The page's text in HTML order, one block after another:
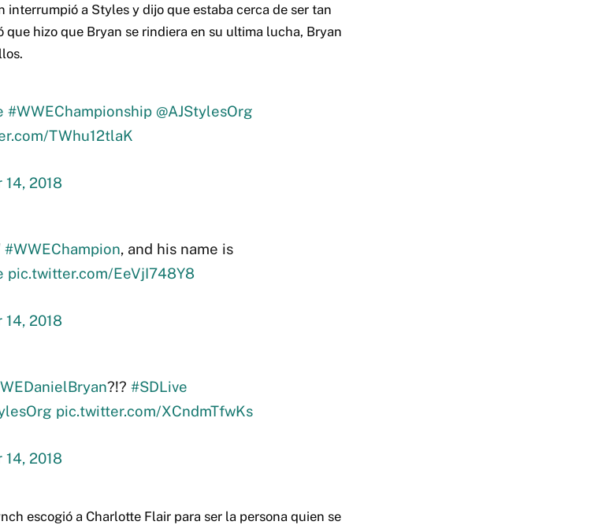
interrumpió a Styles y dijo que estaba cerca de ser tan
hizo que Bryan se rindiera en su ultima lucha, Bryan
#WWEChampionship @AJStylesOrg
TWhu12tlaK
14, 2018
#WWEChampion, and his name is
pic.twitter.com/EeVjI748Y8
14, 2018
?!? #SDLive
pic.twitter.com/XCndmTfwKs
14, 2018
escogió a Charlotte Flair para ser la persona quien se